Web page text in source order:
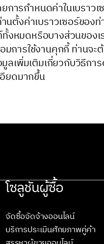
ารกำหนดค่าในเบรา
นตั้งค่าเบราวเซอร์ข
ทั้งหมดหรือบางส่วนของเ
การใช้งานคุกกี้ ท่านจ
เพิ่มเติมเกี่ยวกับวิธีกา
อียดมากขึ้น
โซลูชันผู้ซื้อ
จัดซื้อจัดจ้างออนไลน์
บริการประเมินศักยภาพคู่ค้า